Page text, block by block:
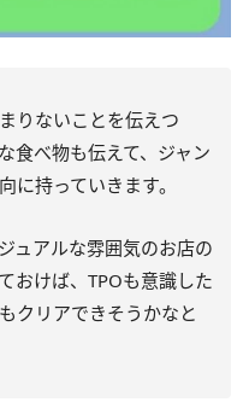
りないことを伝えつ
食べ物も伝えて、ジャン
に持っていきます。
ュアルな雰囲気のお店の
おけば、TPOも意識した
クリアできそうかなと